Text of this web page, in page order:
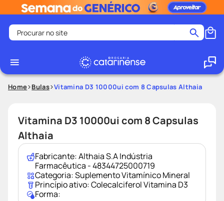
Procurar no site
1
2º
medley
4 º
protetor solar facial
5º
shampoo
6º
lenço umedecido
sabonete liquido
desodorante
Home Bulas Vitamina D3 10000ui com 8 Capsulas Althaia
Vitamina D3 10000ui com 8 Capsulas
Althaia
Fabricante:Althaia S.A Indústria
Farmacêutica - 48344725000719
Categoria:Suplemento Vitamínico Mineral
Princípio ativo:Colecalciferol Vitamina D3
Forma: